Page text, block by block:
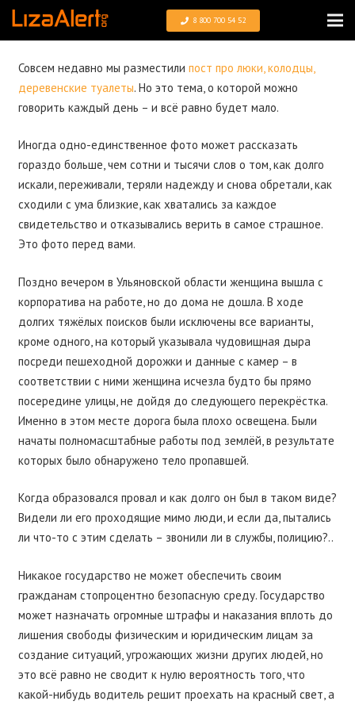
8 800 700 54 52
Совсем недавно мы разместили пост про люки, колодцы,
деревенские туалеты. Но это тема, о которой можно
говорить каждый день – и всё равно будет мало.
Иногда одно-единственное фото может рассказать
гораздо больше, чем сотни и тысячи слов о том, как долго
искали, переживали, теряли надежду и снова обретали, как
сходили с ума близкие, как хватались за каждое
свидетельство и отказывались верить в самое страшное.
Это фото перед вами.
Поздно вечером в Ульяновской области женщина вышла с
корпоратива на работе, но до дома не дошла. В ходе
долгих тяжёлых поисков были исключены все варианты,
кроме одного, на который указывала чудовищная дыра
посреди пешеходной дорожки и данные с камер – в
соответствии с ними женщина исчезла будто бы прямо
посередине улицы, не дойдя до следующего перекрёстка.
Именно в этом месте дорога была плохо освещена. Были
начаты полномасштабные работы под землёй, в результате
которых было обнаружено тело пропавшей.
Когда образовался провал и как долго он был в таком виде?
Видели ли его проходящие мимо люди, и если да, пытались
ли что-то с этим сделать – звонили ли в службы, полицию?..
Никакое государство не может обеспечить своим
гражданам стопроцентно безопасную среду. Государство
может назначать огромные штрафы и наказания вплоть до
лишения свободы физическим и юридическим лицам за
создание ситуаций, угрожающих жизни других людей, но
это всё равно не сводит к нулю вероятность того, что
какой-нибудь водитель решит проехать на красный свет, а